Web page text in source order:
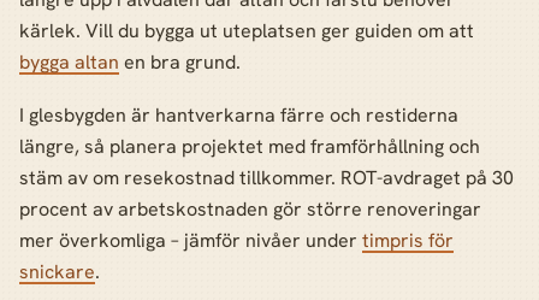
kärlek. Vill du bygga ut uteplatsen ger guiden om att
bygga altan en bra grund.
I glesbygden är hantverkarna färre och restiderna
längre, så planera projektet med framförhållning och
stäm av om resekostnad tillkommer. ROT-avdraget på 30
procent av arbetskostnaden gör större renoveringar
mer överkomliga – jämför nivåer under timpris för
snickare.